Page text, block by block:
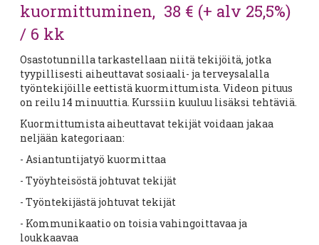
kuormittuminen, 38 € (+ alv 25,5%)
/ 6 kk
Osastotunnilla tarkastellaan niitä tekijöitä, jotka
tyypillisesti aiheuttavat sosiaali- ja terveysalalla
työntekijöille eettistä kuormittumista. Videon pituus
on reilu 14 minuuttia. Kurssiin kuuluu lisäksi tehtäviä.
Kuormittumista aiheuttavat tekijät voidaan jakaa
neljään kategoriaan:
- Asiantuntijatyö kuormittaa
- Työyhteisöstä johtuvat tekijät
- Työntekijästä johtuvat tekijät
- Kommunikaatio on toisia vahingoittavaa ja
loukkaavaa